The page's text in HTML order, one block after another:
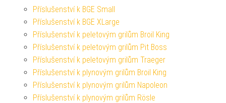
Příslušenství k BGE Small
Příslušenství k BGE XLarge
Příslušenství k peletovým grilům Broil King
Příslušenství k peletovým grilům Pit Boss
Příslušenství k peletovým grilům Traeger
Příslušenství k plynovým grilům Broil King
Příslušenství k plynovým grilům Napoleon
Příslušenství k plynovým grilům Rösle